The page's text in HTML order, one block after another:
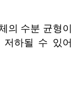
의 수분 균형이
저하될 수 있어